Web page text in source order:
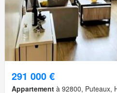
291 000 €
Appartement à 92800, Puteaux,